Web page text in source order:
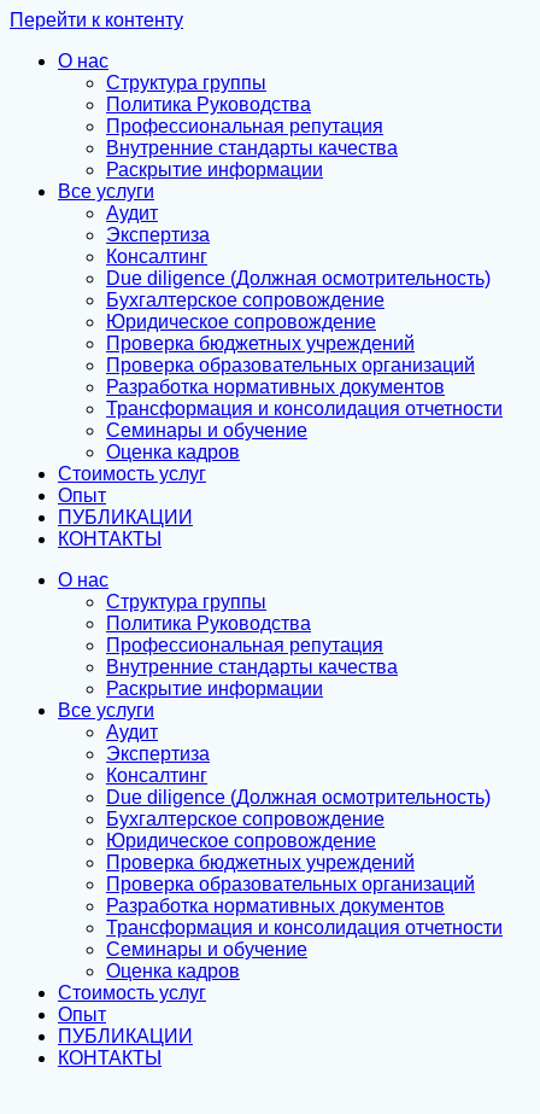
Перейти к контенту
О нас
Структура группы
Политика Руководства
Профессиональная репутация
Внутренние стандарты качества
Раскрытие информации
Все услуги
Аудит
Экспертиза
Консалтинг
Due diligence (Должная осмотрительность)
Бухгалтерское сопровождение
Юридическое сопровождение
Проверка бюджетных учреждений
Проверка образовательных организаций
Разработка нормативных документов
Трансформация и консолидация отчетности
Семинары и обучение
Оценка кадров
Стоимость услуг
Опыт
ПУБЛИКАЦИИ
КОНТАКТЫ
О нас
Структура группы
Политика Руководства
Профессиональная репутация
Внутренние стандарты качества
Раскрытие информации
Все услуги
Аудит
Экспертиза
Консалтинг
Due diligence (Должная осмотрительность)
Бухгалтерское сопровождение
Юридическое сопровождение
Проверка бюджетных учреждений
Проверка образовательных организаций
Разработка нормативных документов
Трансформация и консолидация отчетности
Семинары и обучение
Оценка кадров
Стоимость услуг
Опыт
ПУБЛИКАЦИИ
КОНТАКТЫ